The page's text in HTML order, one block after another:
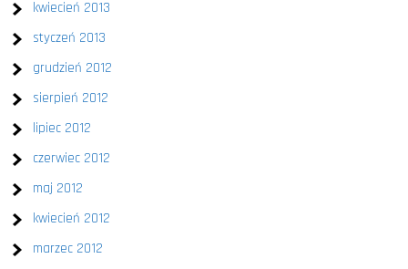
kwiecień 2013
styczeń 2013
grudzień 2012
sierpień 2012
lipiec 2012
czerwiec 2012
maj 2012
kwiecień 2012
marzec 2012